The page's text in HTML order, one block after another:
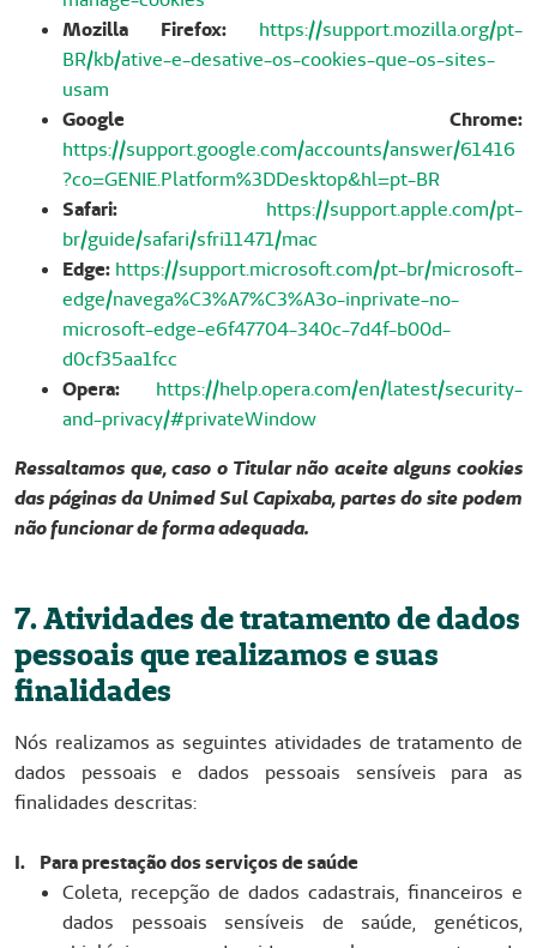
Mozilla Firefox:
https://support.mozilla.org/pt-
BR/kb/ative-e-desative-os-cookies-que-os-sites-
usam
Google Chrome:
https://support.google.com/accounts/answer/61416
?co=GENIE.Platform%3DDesktop&hl=pt-BR
Safari:
https://support.apple.com/pt-
br/guide/safari/sfri11471/mac
Edge: https://support.microsoft.com/pt-br/microsoft-
edge/navega%C3%A7%C3%A3o-inprivate-no-
microsoft-edge-e6f47704-340c-7d4f-b00d-
d0cf35aa1fcc
Opera:
https://help.opera.com/en/latest/security-
and-privacy/#privateWindow
Ressaltamos que, caso o Titular não aceite alguns cookies
das páginas da Unimed Sul Capixaba, partes do site podem
não funcionar de forma adequada.
7. Atividades de tratamento de dados
pessoais que realizamos e suas
finalidades
Nós realizamos as seguintes atividades de tratamento de
dados pessoais e dados pessoais sensíveis para as
finalidades descritas:
I. Para prestação dos serviços de saúde
Coleta, recepção de dados cadastrais, financeiros e
dados pessoais sensíveis de saúde, genéticos,